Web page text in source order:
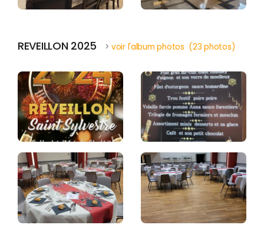
REVEILLON 2025 > voir l'album photos (23 photos)